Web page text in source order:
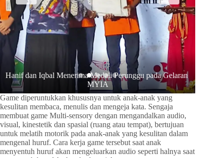
Hanif dan Iqbal Menerima Medali Perunggu pada Gelaran
MYIA
Game diperuntukkan khususnya untuk anak-anak yang
kesulitan membaca, menulis dan mengeja kata. Sengaja
membuat game Multi-sensory dengan mengandalkan audio,
visual, kinestetik dan spasial (ruang atau tempat), bertujuan
untuk melatih motorik pada anak-anak yang kesulitan dalam
mengenal huruf. Cara kerja game tersebut saat anak
menyentuh huruf akan mengeluarkan audio seperti halnya saat